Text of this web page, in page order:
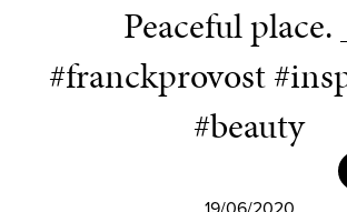
Peaceful place.⁣
#franckprovost
#beauty